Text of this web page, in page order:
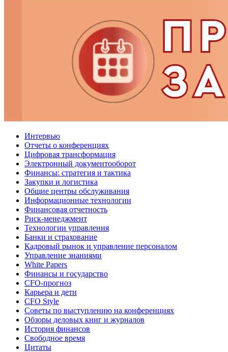
Интервью
Отчеты о конференциях
Цифровая трансформация
Электронный документооборот
Финансы: стратегия и тактика
Закупки и логистика
Общие центры обслуживания
Информационные технологии
Финансовая отчетность
Риск-менеджмент
Технологии управления
Банки и страхование
Кадровый рынок и управление персоналом
Управление знаниями
White Papers
Финансы и государство
CFO-прогноз
Карьера и дети
CFO Style
Советы по выступлению на конференциях
Обзоры деловых книг и журналов
История финансов
Свободное время
Цитаты